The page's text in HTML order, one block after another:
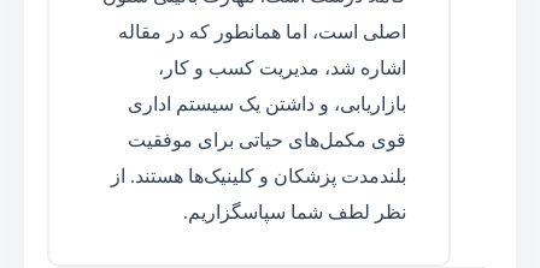
اصلی است، اما همانطور که در مقاله
اشاره شد، مدیریت کسب و کار،
بازاریابی، و داشتن یک سیستم اداری
قوی مکمل‌های حیاتی برای موفقیت
بلندمدت پزشکان و کلینیک‌ها هستند. از
نظر لطف شما سپاسگزاریم.